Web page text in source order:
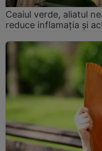
Ceaiul verde, aliatul
reduce inflamația și